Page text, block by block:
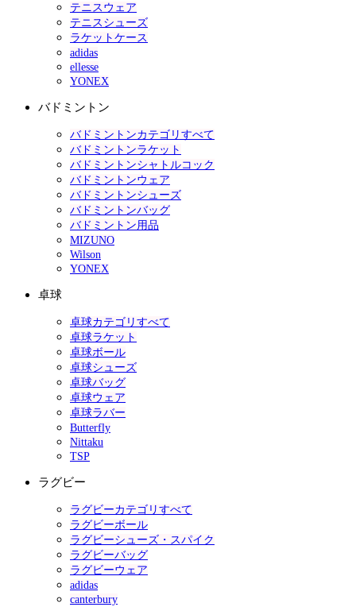
テニスウェア
テニスシューズ
ラケットケース
adidas
ellesse
YONEX
バドミントン
バドミントンカテゴリすべて
バドミントンラケット
バドミントンシャトルコック
バドミントンウェア
バドミントンシューズ
バドミントンバッグ
バドミントン用品
MIZUNO
Wilson
YONEX
卓球
卓球カテゴリすべて
卓球ラケット
卓球ボール
卓球シューズ
卓球バッグ
卓球ウェア
卓球ラバー
Butterfly
Nittaku
TSP
ラグビー
ラグビーカテゴリすべて
ラグビーボール
ラグビーシューズ・スパイク
ラグビーバッグ
ラグビーウェア
adidas
canterbury